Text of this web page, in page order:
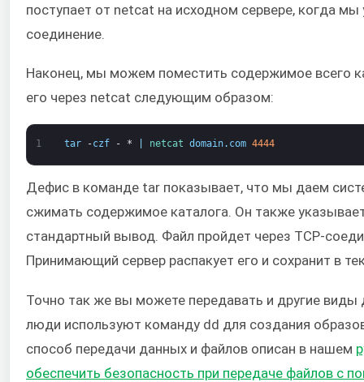
поступает от netcat на исходном сервере, когда мы
соединение.
Наконец, мы можем поместить содержимое всего
его через netcat следующим образом:
1 tar -czf - * netcat domain. com 4444
Дефис в команде tar показывает, что мы даем
сжимать содержимое каталога. Он также
стандартный вывод. Файл пройдет через TCP-
Принимающий сервер распакует его и сохранит в
Точно так же вы можете передавать и другие
люди используют команду dd для создания
способ передачи данных и файлов описан в нашем
обеспечить безопасность при передаче файлов с